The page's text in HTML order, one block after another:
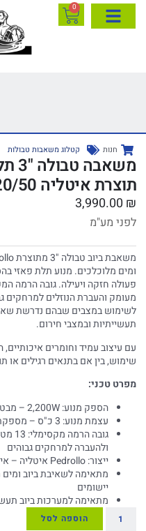
0
חנות קטלוג משאבות טבולות
תוצרת איטליה 20/50
3,990.00 ₪
לפני מע"מ
לשימוש במצבים שבהם נדרשת
תעשייתיות ובמצבי חירום.
עם עיצוב עמיד וחומרים
שימוש, בין אם בתנאים רגילים או
מפרט טכני:
הספק מנוע: 2,200W – מבטיח כוח גבוה לשאיבה יעילה
עצמת מנוע: 3 כ"ס – מספקת כוח רב למשימות כבדות
ולהעברה למרחקים גבוהים
ייצור: Pedrollo איטליה – איכות ועמידות מובטחת
מתאימה לשאיבת ביוב
יישומים
מתאימה למערכות ביוב
הוספה לסל